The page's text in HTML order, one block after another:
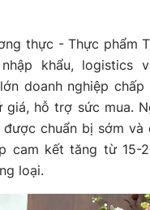
thực - Thực phẩm
khẩu, logistics
doanh nghiệp
giá, hỗ trợ sức mua.
được chuẩn bị sớm và
cam kết tăng từ 15-
loại.